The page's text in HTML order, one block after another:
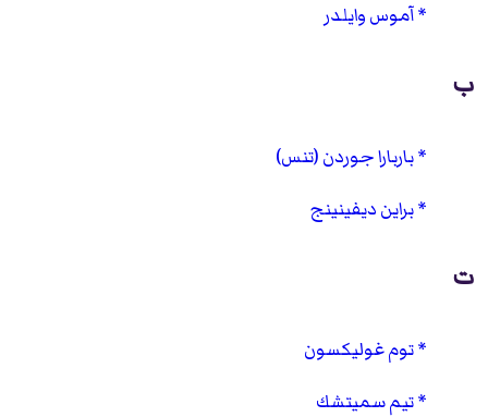
آموس وايلدر
ب
باربارا جوردن (تنس)
براين ديفينينج
ت
توم غوليكسون
تيم سميتشك